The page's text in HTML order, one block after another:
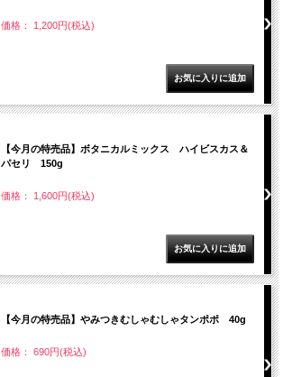
価格： 1,200円(税込)
【今月の特売品】ボタニカルミックス ハイビスカス＆
パセリ 150g
価格： 1,600円(税込)
【今月の特売品】やみつきむしゃむしゃタンポポ 40g
価格： 690円(税込)